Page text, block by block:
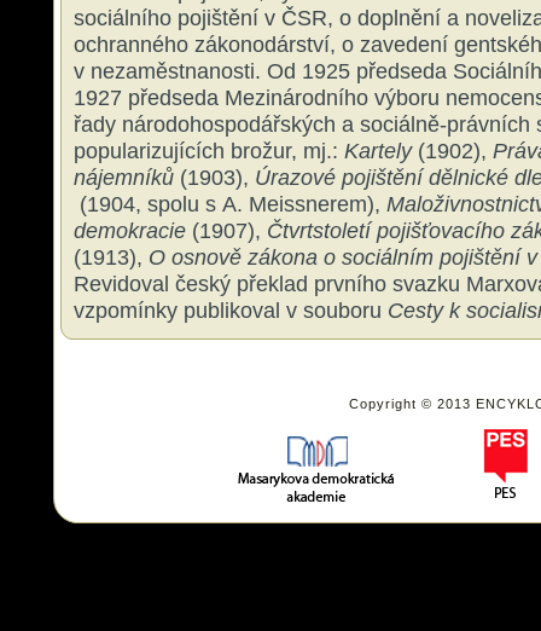
sociálního pojištění v ČSR, o doplnění a
ochranného zákonodárství, o zavedení
v nezaměstnanosti. Od 1925 předseda
1927 předseda Mezinárodního výboru
řady národohospodářských a sociálně-právních
popularizujících brožur, mj.: Kartely(1902),
nájemníků (1903), Úrazové pojištění dělnické
(1904, spolu s A. Meissnerem),
demokracie (1907), Čtvrtstoletí pojišťovacího
(1913), O osnově zákona o sociálním pojištění
Revidoval český překlad prvního svazku
vzpomínky publikoval v souboru Cesty k
Copyright © 2013